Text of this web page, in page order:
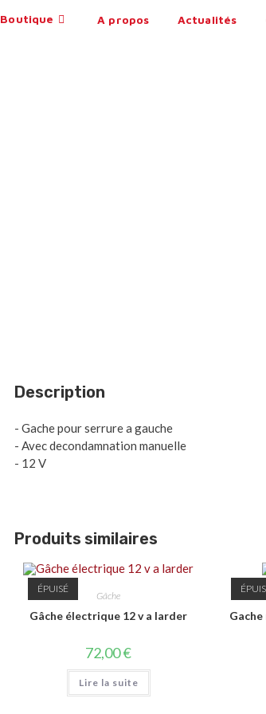
Boutique A propos Actualités
Description
- Gache pour serrure a gauche
- Avec decondamnation manuelle
- 12 V
Produits similaires
ÉPUISÉ
Gâche
Gâche électrique 12 v a larder
72,00€
Lire la suite